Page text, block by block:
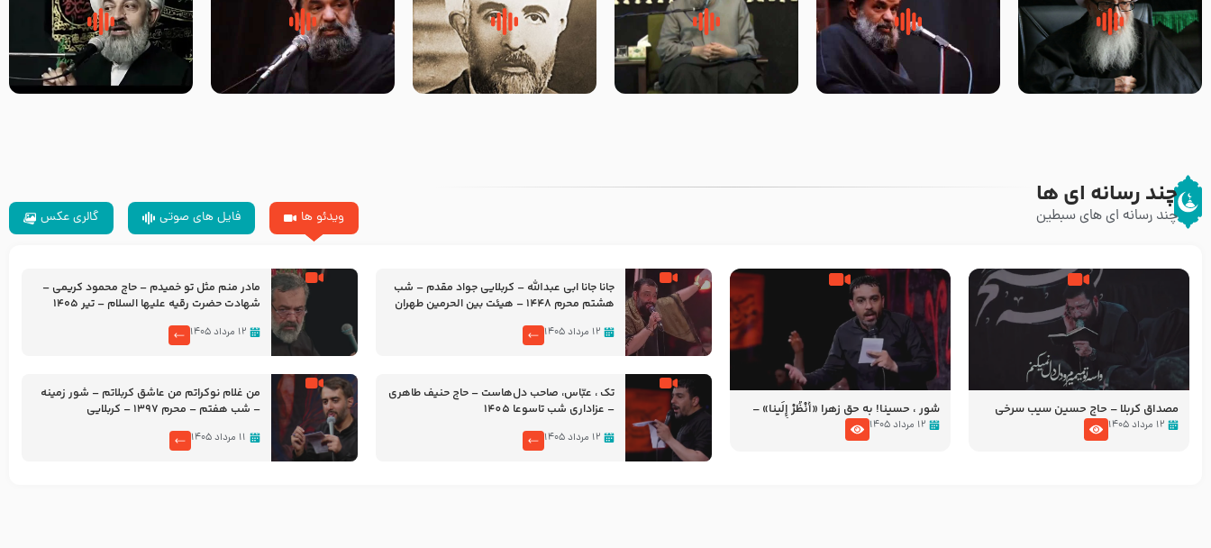
زوّار اربعین امام حسین (علیه
السلام) با این اشتیاق به زیارت
روضه جانسوز پاره های جگر امام
حسن مجتبی علیه السلام-حجت
لقب حضرت رقیه سلام الله علیها
به چه معناست – حجت الاسلام
روضه‌ی مجلس یزید ملعون و
اسارت اهل‌بیت علیهم‌السلام –
سلام جوانی که امام حسین علیه
السلام خودش جوابش را دادند
زیارتی که اسباب رزق زیاد و عمر
طولانی است حجت السلام حسین
چند رسانه ای ها
چند رسانه ای های سبطین ویدئو ها فایل های صوتی گالری عکس
مصداق کربلا – حاج حسین سیب سرخی
۱۲ مرداد ۱۴۰۵
شور ، حسینا! به‌ حق زهرا «أُنْظُرْ إِلَینا» –
عزاداری شب هفتم ماه محرّم 1405
۱۲ مرداد ۱۴۰۵
جانا جانا ابی عبدالله – کربلایی جواد مقدم – شب
هشتم محرم 1448 – هیئت بین الحرمین طهران
۱۲ مرداد ۱۴۰۵
مادر منم مثل تو خمیدم – حاج محمود کریمی –
شهادت حضرت رقیه علیها السلام – تیر ۱۴۰۵
۱۲ مرداد ۱۴۰۵
تک ، عبّاس، صاحب دل‌هاست – حاج حنیف طاهری
– عزاداری شب تاسوعا 1405
۱۲ مرداد ۱۴۰۵
من غلام نوکراتم من عاشق کربلاتم – شور زمینه
– شب هفتم – محرم 1397 – کربلایی
۱۱ مرداد ۱۴۰۵